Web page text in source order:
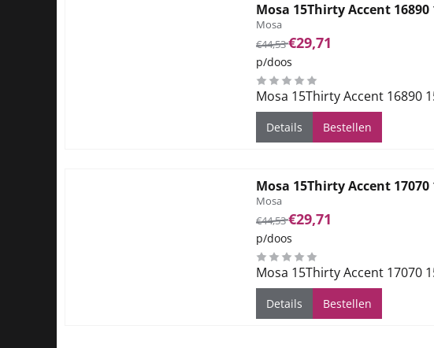
Mosa 15Thirty Accent
Merk:
Mosa
Van 44,53 voor 29,71
€44,53€29,71
p/doos
Mosa 15Thirty Accent 16890
Details Bestellen
Mosa 15Thirty Accent
Merk:
Mosa
Van 44,53 voor 29,71
€44,53€29,71
p/doos
Mosa 15Thirty Accent 17070
Details Bestellen